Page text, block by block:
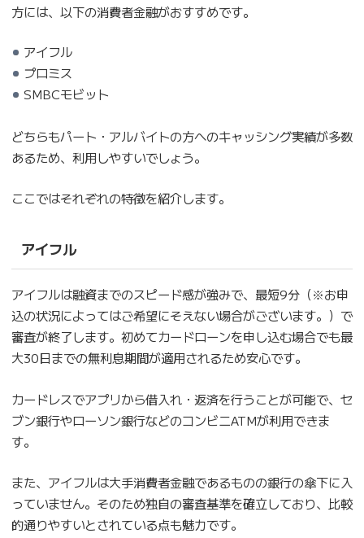
方には、以下の消費者金融がおすすめです。
アイフル
プロミス
SMBCモビット
どちらもパート・アルバイトの方へのキャッシング実績が多数
あるため、利用しやすいでしょう。
ここではそれぞれの特徴を紹介します。
アイフル
アイフルは融資までのスピード感が強みで、最短9分（※お申
込の状況によってはご希望にそえない場合がございます。）で
審査が終了します。初めてカードローンを申し込む場合でも最
大30日までの無利息期間が適用されるため安心です。
カードレスでアプリから借入れ・返済を行うことが可能で、セ
ブン銀行やローソン銀行などのコンビニATMが利用できま
す。
また、アイフルは大手消費者金融であるものの銀行の傘下に入
っていません。そのため独自の審査基準を確立しており、比較
的通りやすいとされている点も魅力です。